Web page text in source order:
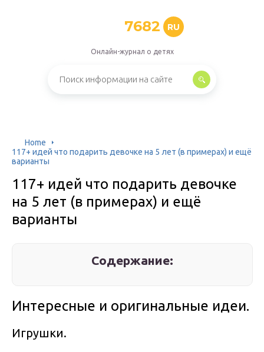
7682 RU
Онлайн-журнал о детях
Home
117+ идей что подарить девочке на 5 лет (в примерах) и ещё
варианты
117+ идей что подарить девочке
на 5 лет (в примерах) и ещё
варианты
Содержание:
Интересные и оригинальные идеи.
Игрушки.